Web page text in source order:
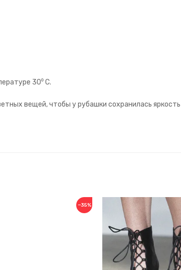
30⁰ С.
вещей, чтобы у рубашки сохранилась
−35%